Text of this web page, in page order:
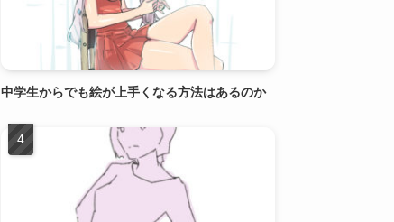
中学生からでも絵が上手くなる方法はあるのか